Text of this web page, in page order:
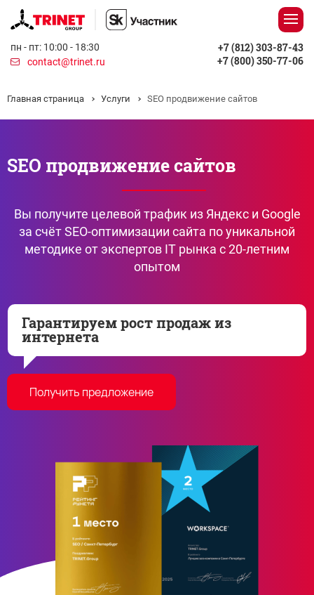
пн - пт: 10:00 - 18:30
contact@trinet.ru
+7 (812) 303-87-43
+7 (800) 350-77-06
Главная страница Услуги SEO продвижение сайтов
SEO продвижение сайтов
Вы получите целевой трафик из Яндекс и Google
за счёт SEO-оптимизации сайта по уникальной
методике от экспертов IT рынка с 20-летним
опытом
Гарантируем рост продаж из
интернета
Получить предложение